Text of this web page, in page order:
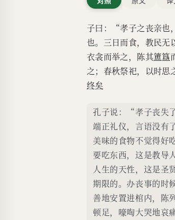
之本尽矣，
子曰：“孝子之丧亲也，
也。三日而食，教民无
衣衾而举之，陈其簠簋
之；春秋祭祀，以时思
终矣
孔子说：“孝子丧失
端正礼仪，言语没有
美味的食物不觉得好
要吃东西，这是教导
人生的天性，这是圣
期限的。办丧事的时
善地安置进棺内，陈
顿足，嚎啕大哭地哀